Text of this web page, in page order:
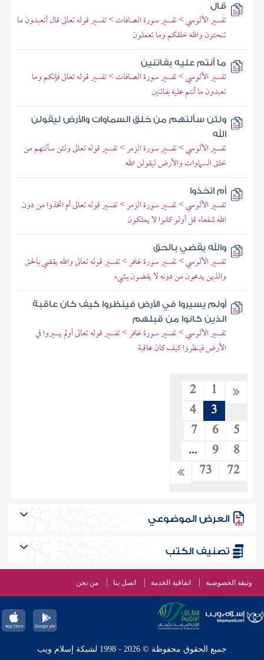
قال
تفسير الألوسي > تفسير سورة الصافات > تفسير قوله تعالى قال أتعبدون ما
تنحتون والله خلقكم وما تعملون
ما أنتم عليه بفاتنين
تفسير الألوسي > تفسير سورة الصافات > تفسير قوله تعالى فإنكم وما
تعبدون ما أنتم عليه بفاتنين
ولئن سألتهم من خلق السماوات والأرض ليقولن
الله
تفسير الألوسي > تفسير سورة الزمر > تفسير قوله تعالى ولئن سألتهم من
خلق السماوات والأرض ليقولن الله
أم اتخذوا
تفسير الألوسي > تفسير سورة الزمر > تفسير قوله تعالى أم اتخذوا من دون
الله شفعاء قل أولو كانوا لا يملكون
والله يقضي بالحق
تفسير الألوسي > تفسير سورة غافر > تفسير قوله تعالى والله يقضي بالحق
والذين يدعون من دونه لا يقضون بشيء
أولم يسيروا في الأرض فينظروا كيف كان عاقبة
الذين كانوا من قبلهم
تفسير الألوسي > تفسير سورة غافر > تفسير قوله تعالى أولم يسيروا في
الأرض فينظروا كيف كان عاقبة
1
2
3
4
5
6
7
8
9
...
72
73
العرض الموضوعي
تصنيف الكتب
وثيقة الخصوصية اتفاقية الخدمة اتصل بنا من نحن
جميع الحقوق محفوظة © 2026 - 1998 لشبكة إسلام ويب